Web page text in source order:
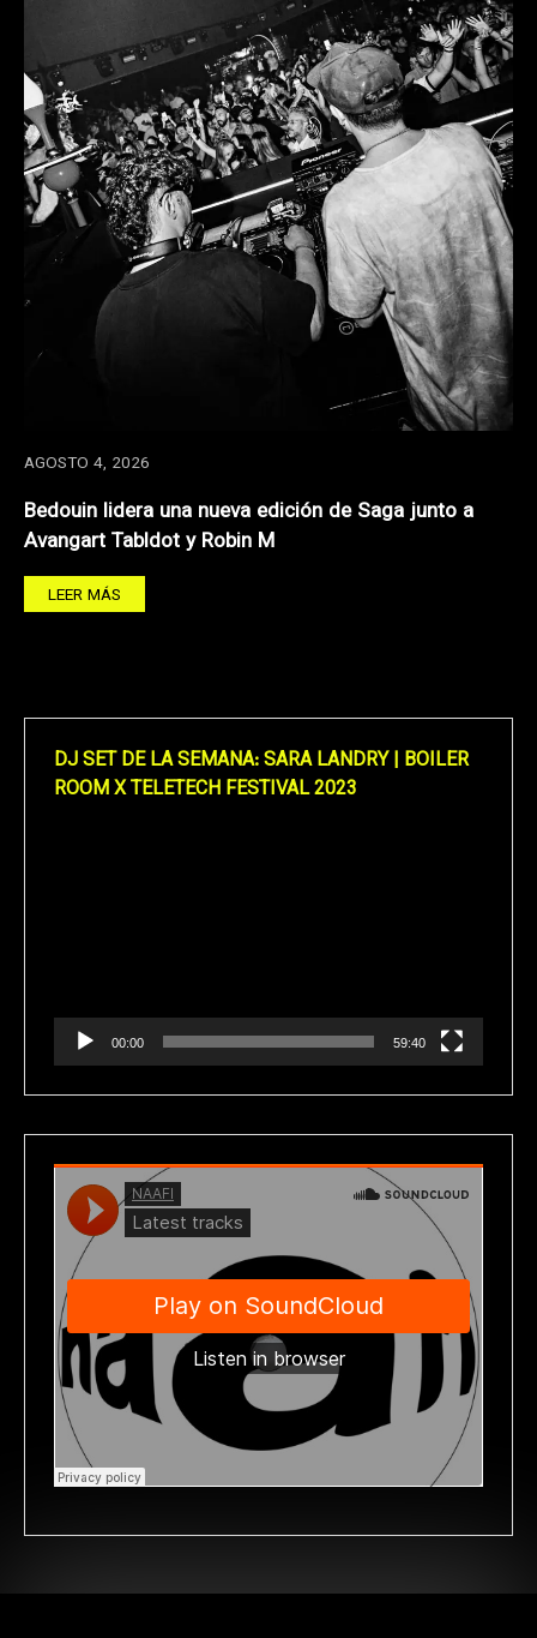
AGOSTO 4, 2026
Bedouin lidera una nueva edición de Saga junto a
Avangart Tabldot y Robin M
LEER MÁS
DJ SET DE LA SEMANA: SARA LANDRY | BOILER
ROOM X TELETECH FESTIVAL 2023
00:00 59:40